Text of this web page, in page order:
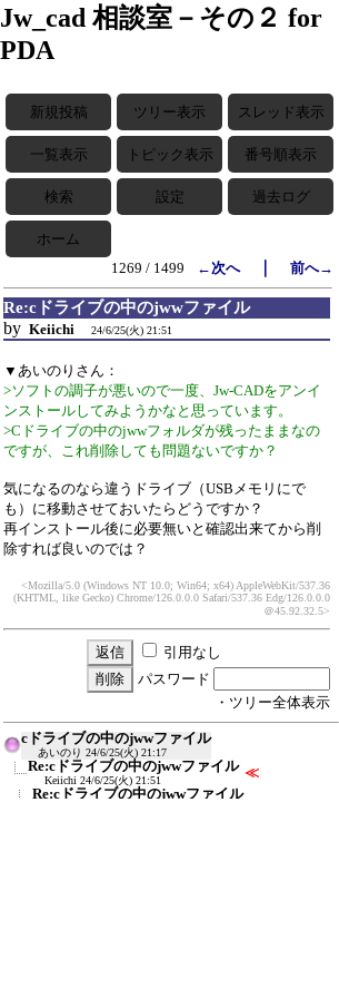
Jw_cad 相談室－その２ for
PDA
新規投稿 ツリー表示 スレッド表示
一覧表示 トピック表示 番号順表示
検索 設定 過去ログ
ホーム
1269 / 1499
←次へ｜ 前へ→
Re:cドライブの中のjwwファイル
by Keiichi 24/6/25(火) 21:51
▼あいのりさん：
>ソフトの調子が悪いので一度、Jw-CADをアンイ
ンストールしてみようかなと思っています。
>Cドライブの中のjwwフォルダが残ったままなの
ですが、これ削除しても問題ないですか？
気になるのなら違うドライブ（USBメモリにで
も）に移動させておいたらどうですか？
再インストール後に必要無いと確認出来てから削
除すれば良いのでは？
<Mozilla/5.0 (Windows NT 10.0; Win64; x64) AppleWebKit/537.36
(KHTML, like Gecko) Chrome/126.0.0.0 Safari/537.36 Edg/126.0.0.0
＠45.92.32.5>
引用なし
パスワード
・ツリー全体表示
cドライブの中のjwwファイル
あいのり 24/6/25(火) 21:17
Re:cドライブの中のjwwファイル
Keiichi 24/6/25(火) 21:51
≪
Re:cドライブの中のjwwファイル